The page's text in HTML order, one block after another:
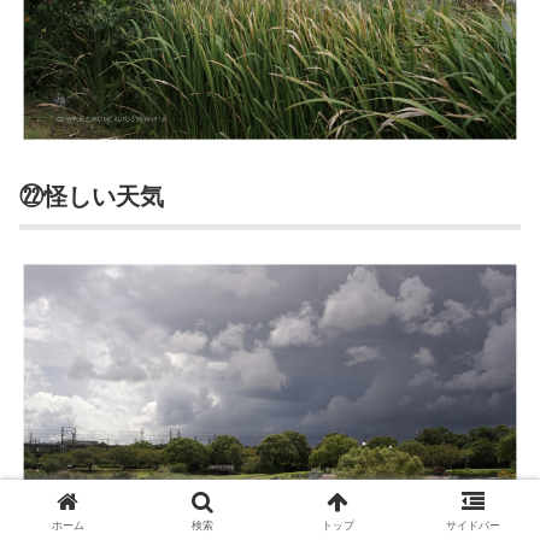
㉒怪しい天気
ホーム 検索 トップ サイドバー